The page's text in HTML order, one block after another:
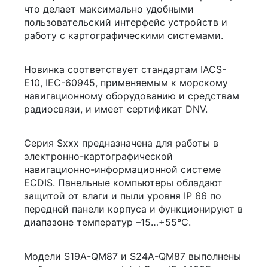
что делает максимально удобными
пользовательский интерфейс устройств и
работу с картографическими системами.
Новинка соответствует стандартам IACS-
E10, IEC-60945, применяемым к морскому
навигационному оборудованию и средствам
радиосвязи, и имеет сертификат DNV.
Серия Sxxx предназначена для работы в
электронно-картографической
навигационно-информационной системе
ECDIS. Панельные компьютеры обладают
защитой от влаги и пыли уровня IP 66 по
передней панели корпуса и функционируют в
диапазоне температур –15…+55°C.
Модели S19A-QM87 и S24A-QM87 выполнены